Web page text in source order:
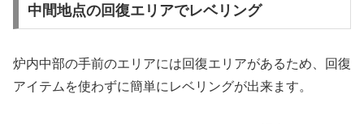
中間地点の回復エリアでレベリング
炉内中部の手前のエリアには回復エリアがあるため、回復
アイテムを使わずに簡単にレベリングが出来ます。